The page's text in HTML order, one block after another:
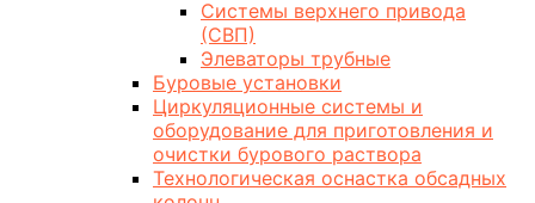
Системы верхнего привода
(СВП)
Элеваторы трубные
Буровые установки
Циркуляционные системы и
оборудование для приготовления и
очистки бурового раствора
Технологическая оснастка обсадных